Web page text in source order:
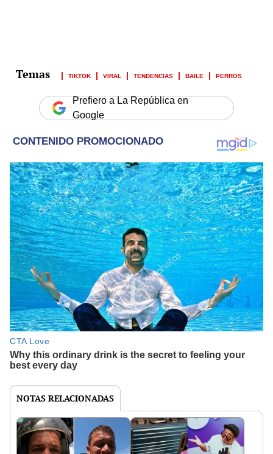
TIKTOK VIRAL TENDENCIAS BAILE PERROS
Prefiero a La República en
Google
NOTAS RELACIONADAS